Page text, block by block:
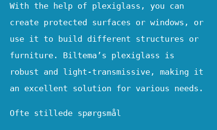
With the help of plexiglass, you can
create protected surfaces or windows, or
use it to build different structures or
furniture. Biltema’s plexiglass is
robust and light-transmissive, making it
an excellent solution for various needs.
Ofte stillede spørgsmål